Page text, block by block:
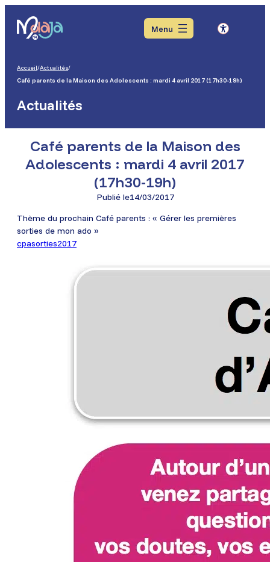
menu
contenu
pied
Menu
Accueil/Actualités/
Café parents de la Maison des Adolescents : mardi 4 avril 2017 (17h30-19h)
Actualités
Café parents de la Maison des
Adolescents : mardi 4 avril 2017
(17h30-19h)
Publié le14/03/2017
Thème du prochain Café parents : « Gérer les premières
sorties de mon ado »
cpasorties2017